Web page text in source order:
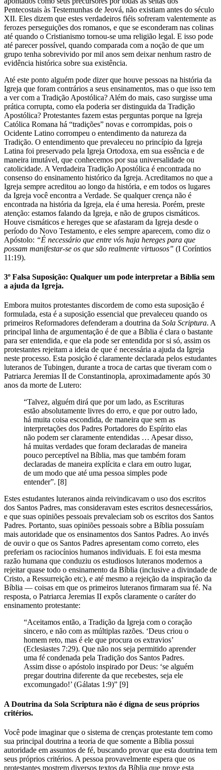
Pentecostais às Testemunhas de Jeová, não existiam antes do século
XII. Eles dizem que estes verdadeiros fiéis sofreram valentemente as
ferozes perseguições dos romanos, e que se esconderam nas colinas
até quando o Cristianismo tornou-se uma religião legal. E isso pode
até parecer possível, quando comparada com a noção de que um
grupo tenha sobrevivido por mil anos sem deixar nenhum rastro de
evidência histórica sobre sua existência.
Até este ponto alguém pode dizer que houve pessoas na história da
Igreja que foram contrários a seus ensinamentos, mas o que isso tem
a ver com a Tradição Apostólica? Além do mais, caso surgisse uma
prática corrupta, como ela poderia ser distinguida da Tradição
Apostólica? Protestantes fazem estas perguntas porque na Igreja
Católica Romana há “tradições” novas e corrompidas, pois o
Ocidente Latino corrompeu o entendimento da natureza da
Tradição. O entendimento que prevaleceu no princípio da Igreja
Latina foi preservado pela Igreja Ortodoxa, em sua essência e de
maneira imutável, que conhecemos por sua universalidade ou
catolicidade. A Verdadeira Tradição Apostólica é encontrada no
consenso do ensinamento histórico da Igreja. Acreditamos no que a
Igreja sempre acreditou ao longo da história, e em todos os lugares
da Igreja você encontra a Verdade. Se qualquer crença não é
encontrada na história da Igreja, ela é uma heresia. Porém, preste
atenção: estamos falando da Igreja, e não de grupos cismáticos.
Houve cismáticos e hereges que se afastaram da Igreja desde o
período do Novo Testamento, e eles sempre aparecem, como diz o
Apóstolo: “É necessário que entre vós haja hereges para que
possam manifestar-se os que são realmente virtuosos” (I Coríntios
11:19).
3º Falsa Suposição: Qualquer um pode interpretar a Bíblia sem
a ajuda da Igreja.
Embora muitos protestantes discordem de como esta suposição é
formulada, esta é a suposição essencial que prevaleceu quando os
primeiros Reformadores defenderam a doutrina da Sola Scriptura. A
principal linha de argumentação é de que a Bíblia é clara o bastante
para ser entendida, e que ela pode ser entendida por si só, assim os
protestantes rejeitam a ideia de que é necessária a ajuda da Igreja
neste processo. Esta posição é claramente declarada pelos estudantes
luteranos de Tubingen, durante a troca de cartas que tiveram com o
Patriarca Jeremias II de Constantinopla, aproximadamente após 30
anos da morte de Lutero:
“Talvez, alguém dirá que por um lado, as Escrituras
estão absolutamente livres do erro, e que por outro lado,
há muita coisa escondida, de maneira que sem as
interpretações dos Padres Portadores do Espírito elas
não podem ser claramente entendidas … Apesar disso,
há muitas verdades que foram declaradas de maneira
pouco perceptível na Bíblia, mas que também foram
declaradas de maneira explícita e clara em outro lugar,
de um modo que até uma pessoa simples pode
entender”. [8]
Estes estudantes luteranos ainda reivindicavam o uso dos escritos
dos Santos Padres, mas consideravam estes escritos desnecessários,
e que suas opiniões pessoais prevaleciam sob os escritos dos Santos
Padres. Portanto, suas opiniões pessoais sobre a Bíblia possuíam
mais autoridade que os ensinamentos dos Santos Padres. Ao invés
de ouvir o que os Santos Padres apresentam como correto, eles
preferiam os raciocínios humanos individuais. E foi esta mesma
razão humana que conduziu os estudiosos luteranos modernos a
rejeitar quase todo o ensinamento da Bíblia (inclusive a divindade de
Cristo, a Ressurreição etc), e até mesmo a rejeição da inspiração da
Bíblia — coisas em que os primeiros luteranos firmaram sua fé. Na
resposta, o Patriarca Jeremias II expôs claramente o caráter do
ensinamento protestante:
“Aceitamos então, a Tradição da Igreja com o coração
sincero, e não com as múltiplas razões. ‘Deus criou o
homem reto, mas é ele que procura os extravios’
(Eclesiastes 7:29). Que não nos seja permitido aprender
uma fé condenada pela Tradição dos Santos Padres.
Assim disse o apóstolo inspirado por Deus: ‘se alguém
pregar doutrina diferente da que recebestes, seja ele
excomungado!’ (Gálatas 1:9)” [9]
A Doutrina da Sola Scriptura não é digna de seus próprios
critérios.
Você pode imaginar que o sistema de crenças protestante tem como
sua principal doutrina a teoria de que somente a Bíblia possui
autoridade em assuntos de fé, buscando provar que esta doutrina tem
seus próprios critérios. A pessoa provavelmente espera que os
protestantes mostrem diversos textos da Bíblia que prove esta